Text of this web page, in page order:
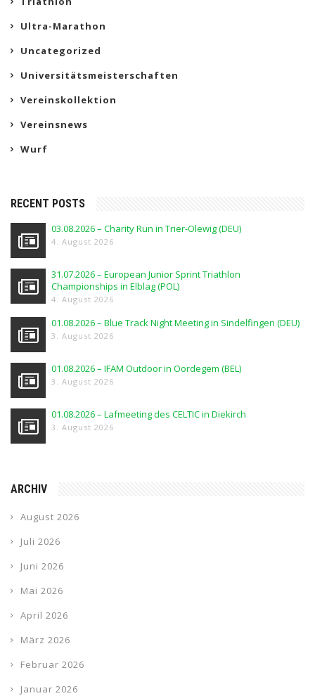
Ultra-Marathon
Uncategorized
Universitätsmeisterschaften
Vereinskollektion
Vereinsnews
Wurf
RECENT POSTS
03.08.2026 – Charity Run in Trier-Olewig (DEU)
4. August 2026
31.07.2026 – European Junior Sprint Triathlon
Championships in Elblag (POL)
4. August 2026
01.08.2026 – Blue Track Night Meeting in Sindelfingen (DEU)
3. August 2026
01.08.2026 – IFAM Outdoor in Oordegem (BEL)
3. August 2026
01.08.2026 – Lafmeeting des CELTIC in Diekirch
3. August 2026
ARCHIV
August 2026
Juli 2026
Juni 2026
Mai 2026
April 2026
März 2026
Februar 2026
Januar 2026